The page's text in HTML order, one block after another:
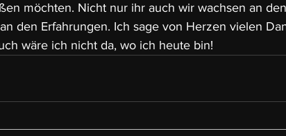
möchten. Nicht nur ihr auch wir wachsen an
den Erfahrungen. Ich sage von Herzen vielen
wäre ich nicht da, wo ich heute bin!